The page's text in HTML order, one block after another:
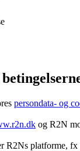
persondata- og
og R2N
R2Ns platforme,